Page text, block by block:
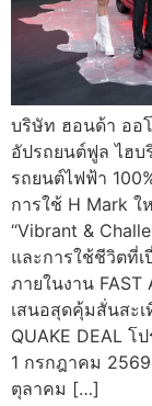
บริษัท ฮอนด้า ออ
อัปรถยนต์ฟูล ไฮบ
รถยนต์ไฟฟ้า
การใช้ H Mark
“Vibrant &
และการใช้ชีวิตที่
ภายในงาน
เสนอสุดคุ้มสั่นสะเ
QUAKE DEAL
1 กรกฎาคม
ตุลาคม […]